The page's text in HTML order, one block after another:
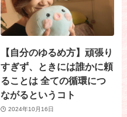
【自分のゆるめ方】頑張り
すぎず、ときには誰かに頼
ることは 全ての循環につ
ながるというコト
2024年10月16日